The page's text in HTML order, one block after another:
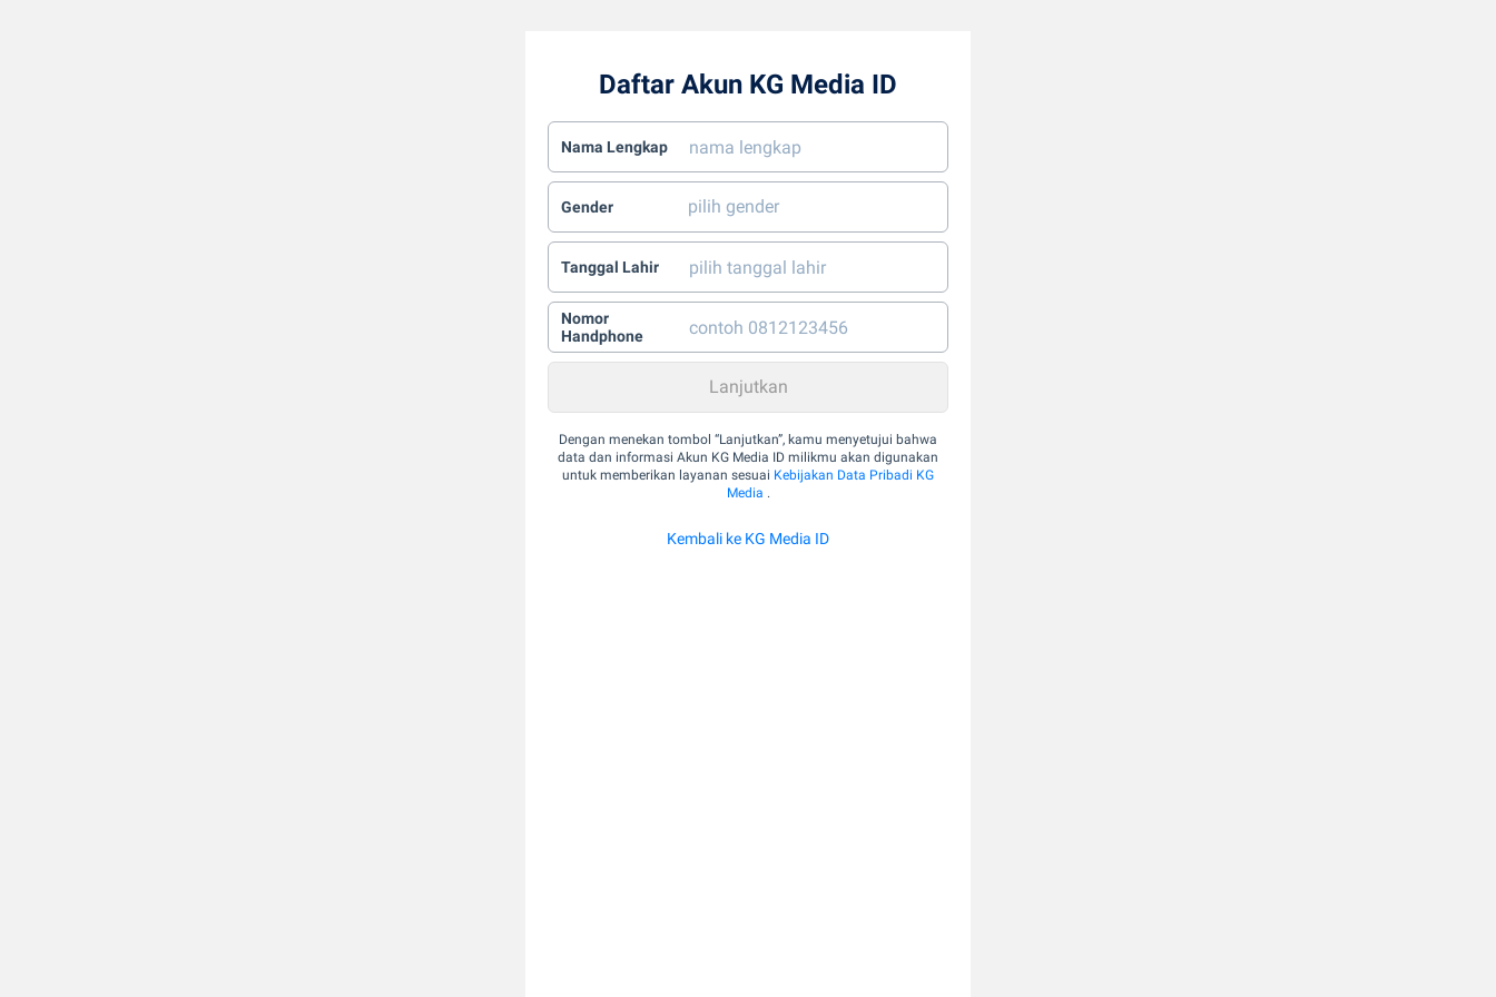
Daftar Akun KG Media ID
Nama Lengkap
Gender
Tanggal Lahir
Nomor
Handphone
Dengan menekan tombol “Lanjutkan”, kamu menyetujui bahwa
data dan informasi Akun KG Media ID milikmu akan digunakan
untuk memberikan layanan sesuai Kebijakan Data Pribadi KG
Media .
Kembali ke KG Media ID